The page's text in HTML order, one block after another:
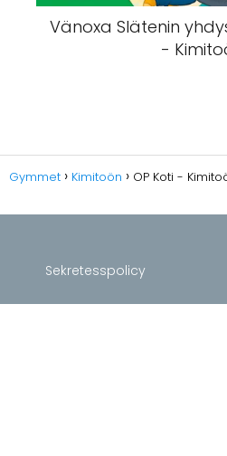
Vänoxa Slätenin
-
Gymmet Kimitoön OP Koti -
Sekretesspolicy